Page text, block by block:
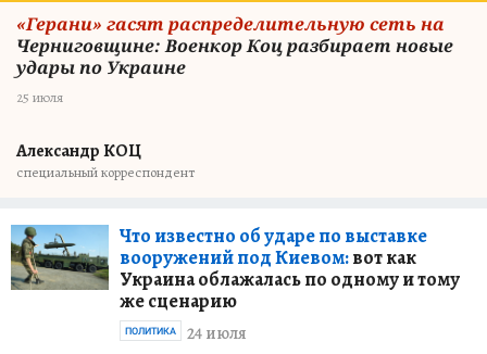
«Герани» гасят распределительную сеть на
Черниговщине: Военкор Коц разбирает новые
удары по Украине
25 июля
Александр КОЦ
специальный корреспондент
Что известно об ударе по выставке
вооружений под Киевом:вот как
Украина облажалась по одному и тому
же сценарию
24 июля
ПОЛИТИКА